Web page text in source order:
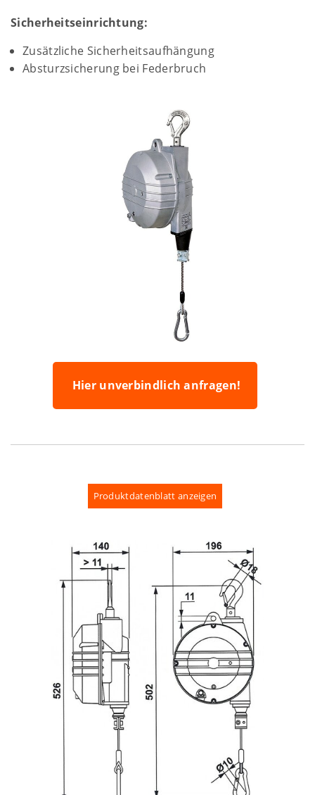
Sicherheitseinrichtung:
Zusätzliche Sicherheitsaufhängung
Absturzsicherung bei Federbruch
Hier unverbindlich anfragen!
Produktdatenblatt anzeigen